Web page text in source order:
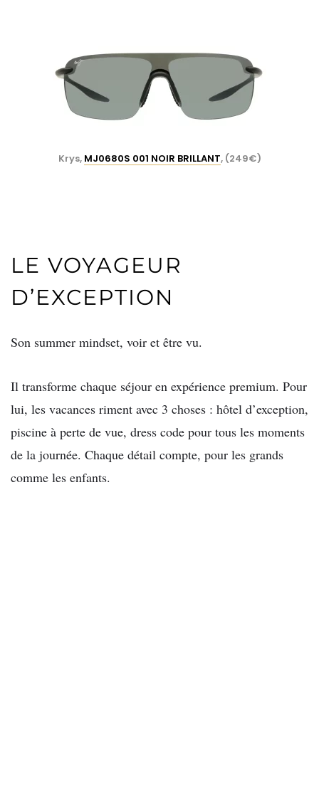
Krys, MJ0680S 001 NOIR BRILLANT, (249€)
LE VOYAGEUR
D’EXCEPTION
Son summer mindset, voir et être vu.
Il transforme chaque séjour en expérience premium. Pour
lui, les vacances riment avec 3 choses : hôtel d’exception,
piscine à perte de vue, dress code pour tous les moments
de la journée. Chaque détail compte, pour les grands
comme les enfants.